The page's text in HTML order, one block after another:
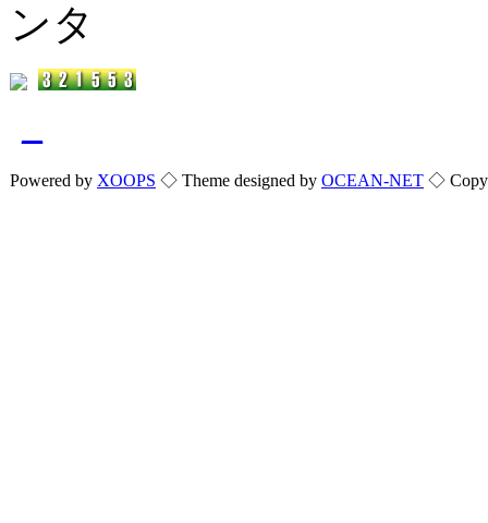
ンタ
Powered by XOOPS ◇ Theme designed by OCEAN-NET ◇